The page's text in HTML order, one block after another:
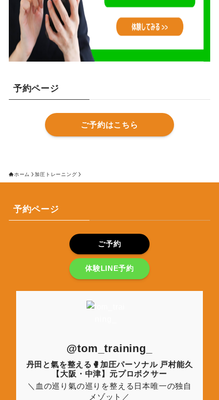
予約ページ
ご予約はこちら
ホーム 加圧トレーニング
予約ページ
ご予約
体験LINE予約
@tom_training_
丹田と氣を整える🥊加圧パーソナル 戸村能久
【大阪・中津】元プロボクサー
＼血の巡り氣の巡りを整える日本唯一の独自
メゾット／